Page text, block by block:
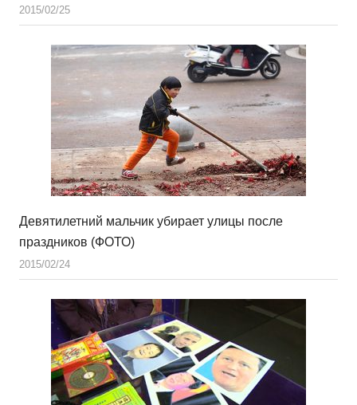
2015/02/25
Девятилетний мальчик убирает улицы после
праздников (ФОТО)
2015/02/24